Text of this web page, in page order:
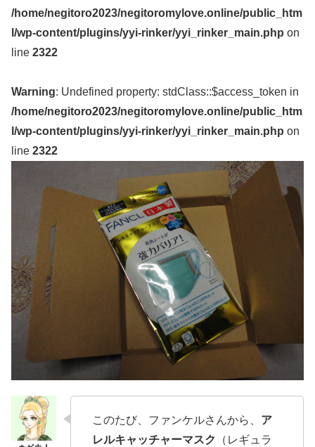
/home/negitoro2023/negitoromylove.online/public_htm
l/wp-content/plugins/yyi-rinker/yyi_rinker_main.php on
line 2322
Warning: Undefined property: stdClass::$access_token in
/home/negitoro2023/negitoromylove.online/public_htm
l/wp-content/plugins/yyi-rinker/yyi_rinker_main.php on
line 2322
このたび、ファンケルさんから、 ア
レルキャッチャーマスク
（レギュラ